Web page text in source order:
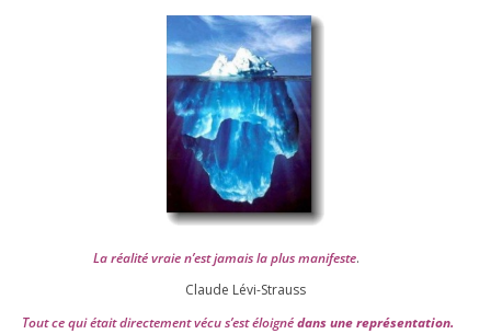
La réa­lité vraie n’est jamais la plus mani­feste.
Claude Lévi-Strauss
Tout ce qui était direc­te­ment vécu s’est éloi­gnédans une repré­sen­ta­tion.